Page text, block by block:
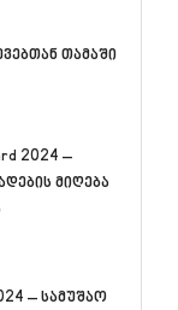
თამაში
2024 –
მიღება
– სამუშაო